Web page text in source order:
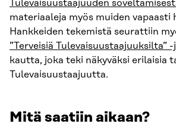
Tulevaisuustaajuuden
materiaaleja myös muiden vapaasti
Hankkeiden tekemistä seurattiin
”Terveisiä Tulevaisuustaajuuksilta”
kautta, joka teki näkyväksi erilaisia
Tulevaisuustaajuutta.
Mitä saatiin aikaan?